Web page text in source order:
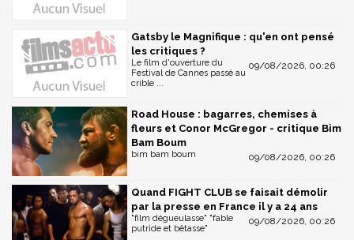
Gatsby le Magnifique : qu'en ont pensé
les critiques ?
09/08/2026, 00:26
Le film d'ouverture du
Festival de Cannes passé au
crible ...
Road House : bagarres, chemises à
fleurs et Conor McGregor - critique Bim
Bam Boum
09/08/2026, 00:26
bim bam boum
Quand FIGHT CLUB se faisait démolir
par la presse en France il y a 24 ans
09/08/2026, 00:26
"film dégueulasse" "fable
putride et bêtasse"